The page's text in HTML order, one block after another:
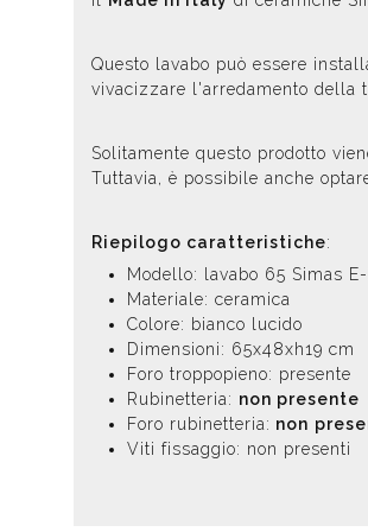
Questo lavabo può essere
vivacizzare l'arredamento della
Solitamente questo prodotto
Tuttavia, è possibile anche
Riepilogo caratteristiche:
Modello: lavabo 65 Simas
Materiale: ceramica
Colore: bianco lucido
Dimensioni: 65x48xh19 cm
Foro troppopieno: presente
Rubinetteria: non presente
Foro rubinetteria: non
Viti fissaggio: non presenti